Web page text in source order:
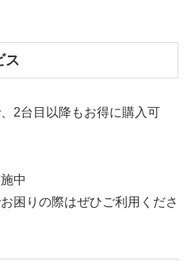
ス
2台目以降もお得に購入可
中
困りの際はぜひご利用くださ